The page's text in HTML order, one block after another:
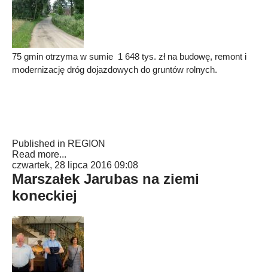
75 gmin otrzyma w sumie 1 648 tys. zł na budowę, remont i
modernizację dróg dojazdowych do gruntów rolnych.
Published in REGION
Read more...
czwartek, 28 lipca 2016 09:08
Marszałek Jarubas na ziemi
koneckiej